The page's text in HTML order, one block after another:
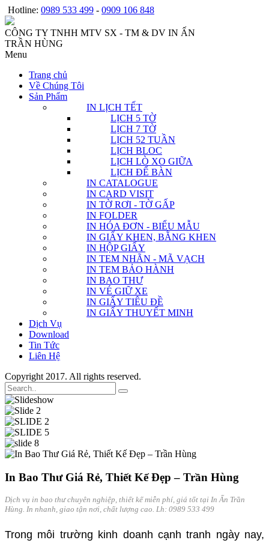
Hotline: 0989 533 499 - 0909 106 848
CÔNG TY TNHH MTV SX - TM & DV IN ẤN
TRẦN HÙNG
Menu
Trang chủ
Về Chúng Tôi
Sản Phẩm
IN LỊCH TẾT
LỊCH 5 TỜ
LỊCH 7 TỜ
LỊCH 52 TUẦN
LỊCH BLOC
LỊCH LÒ XO GIỮA
LỊCH ĐỂ BÀN
IN CATALOGUE
IN CARD VISIT
IN TỜ RƠI - TỜ GẤP
IN FOLDER
IN HÓA ĐƠN - BIỂU MẪU
IN GIẤY KHEN, BẰNG KHEN
IN HỘP GIẤY
IN TEM NHÃN - MÃ VẠCH
IN TEM BẢO HÀNH
IN BAO THƯ
IN VÉ GIỮ XE
IN GIẤY TIÊU ĐỀ
IN GIẤY THUYẾT MINH
Dịch Vụ
Download
Tin Tức
Liên Hệ
Copyright 2017. All rights reserved.
In Bao Thư Giá Rẻ, Thiết Kế Đẹp – Trần Hùng
Dịch vụ in bao thư chuyên nghiệp, thiết kế miễn phí, giá tốt tại In Ấn Trần
Hùng. In nhanh, giao tận nơi, chất lượng cao. Lh: 0989 533 499
Trong môi trường kinh doanh cạnh tranh ngày nay,